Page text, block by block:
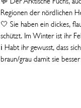
Regionen der nördlichen
🤍 Sie haben ein dickes,
schützt. Im Winter ist ihr
ℹ️ Habt ihr gewusst, dass
braun/grau damit sie